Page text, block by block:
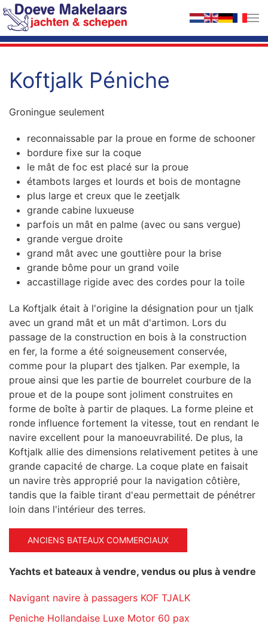
Accéder au contenu principal
Koftjalk Péniche
Groningue seulement
reconnaissable par la proue en forme de schooner
bordure fixe sur la coque
le mât de foc est placé sur la proue
étambots larges et lourds et bois de montagne
plus large et creux que le zeetjalk
grande cabine luxueuse
parfois un mât en palme (avec ou sans vergue)
grande vergue droite
grand mât avec une gouttière pour la brise
grande bôme pour un grand voile
accastillage rigide avec des cordes pour la toile
La Koftjalk était à l'origine la désignation pour un tjalk
avec un grand mât et un mât d'artimon. Lors du
passage de la construction en bois à la construction
en fer, la forme a été soigneusement conservée,
comme pour la plupart des tjalken. Par exemple, la
proue ainsi que les partie de bourrelet courbure de la
proue et de la poupe sont joliment construites en
forme de boîte à partir de plaques. La forme pleine et
ronde influence fortement la vitesse, tout en rendant le
navire excellent pour la manoeuvrabilité. De plus, la
Koftjalk allie des dimensions relativement petites à une
grande capacité de charge. La coque plate en faisait
un navire très approprié pour la navigation côtière,
tandis que la faible tirant d'eau permettait de pénétrer
loin dans l'intérieur des terres.
ANCIENS BATEAUX COMMERCIAUX
Yachts et bateaux à vendre, vendus ou plus à vendre
Navigant navire à passagers KOF TJALK
Peniche Hollandaise Luxe Motor 60 pax